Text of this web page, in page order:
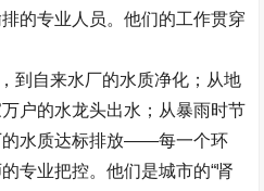
的专业人员。他们的工作贯穿
到自来水厂的水质净化；从地
户的水龙头出水；从暴雨时节
水质达标排放——每一个环
专业把控。他们是城市的“肾